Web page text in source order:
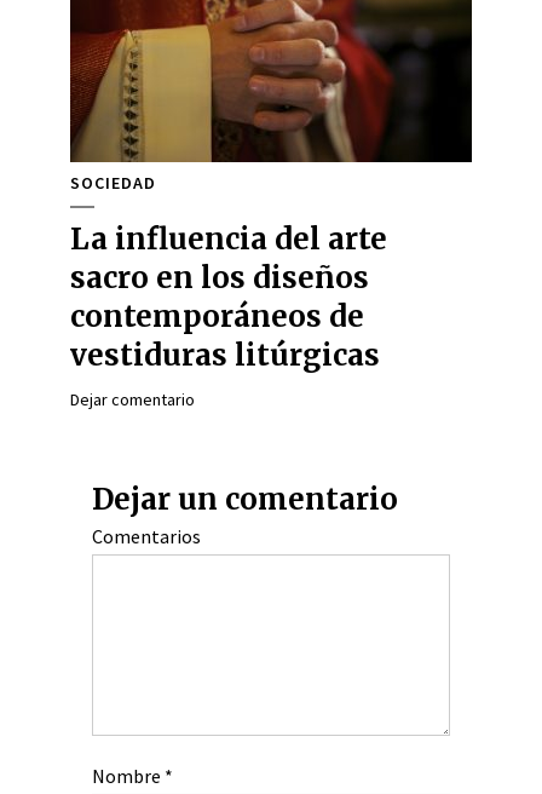
SOCIEDAD
La influencia del arte
sacro en los diseños
contemporáneos de
vestiduras litúrgicas
Dejar comentario
Dejar un comentario
Comentarios
Nombre *